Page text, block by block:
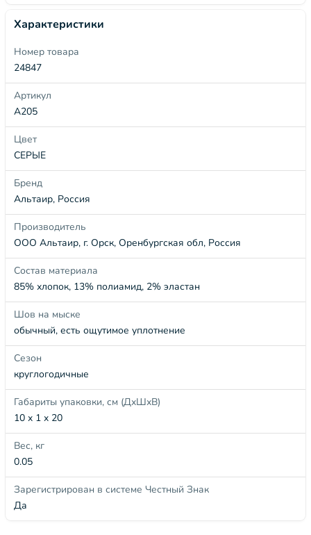
Характеристики
Номер товара
24847
Артикул
А205
Цвет
СЕРЫЕ
Бренд
Альтаир, Россия
Производитель
ООО Альтаир, г. Орск, Оренбургская обл, Россия
Состав материала
85% хлопок, 13% полиамид, 2% эластан
Шов на мыске
обычный, есть ощутимое уплотнение
Сезон
круглогодичные
Габариты упаковки, см (ДхШхВ)
10 x 1 x 20
Вес, кг
0.05
Зарегистрирован в системе Честный Знак
Да